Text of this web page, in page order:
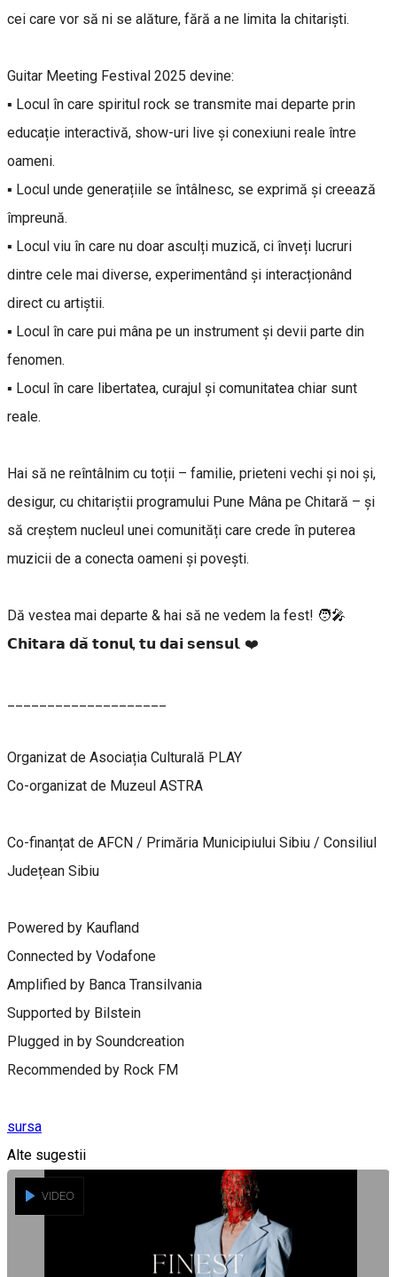
cei care vor să ni se alăture, fără a ne limita la chitariști.
Guitar Meeting Festival 2025 devine:
▪️ Locul în care spiritul rock se transmite mai departe prin
educație interactivă, show-uri live și conexiuni reale între
oameni.
▪️ Locul unde generațiile se întâlnesc, se exprimă și creează
împreună.
▪️ Locul viu în care nu doar asculți muzică, ci înveți lucruri
dintre cele mai diverse, experimentând și interacționând
direct cu artiștii.
▪️ Locul în care pui mâna pe un instrument și devii parte din
fenomen.
▪️ Locul în care libertatea, curajul și comunitatea chiar sunt
reale.
Hai să ne reîntâlnim cu toții – familie, prieteni vechi și noi și,
desigur, cu chitariștii programului Pune Mâna pe Chitară – și
să creștem nucleul unei comunități care crede în puterea
muzicii de a conecta oameni și povești.
Dă vestea mai departe & hai să ne vedem la fest! 🧑‍🎤
𝗖𝗵𝗶𝘁𝗮𝗿𝗮 𝗱𝗮̆ 𝘁𝗼𝗻𝘂𝗹, 𝘁𝘂 𝗱𝗮𝗶 𝘀𝗲𝗻𝘀𝘂𝗹. ❤️
Organizat de Asociația Culturală PLAY
Co-organizat de Muzeul ASTRA
Co-finanțat de AFCN / Primăria Municipiului Sibiu / Consiliul
Județean Sibiu
Powered by Kaufland
Connected by Vodafone
Amplified by Banca Transilvania
Supported by Bilstein
Plugged in by Soundcreation
Recommended by Rock FM
sursa
Alte sugestii
VIDEO